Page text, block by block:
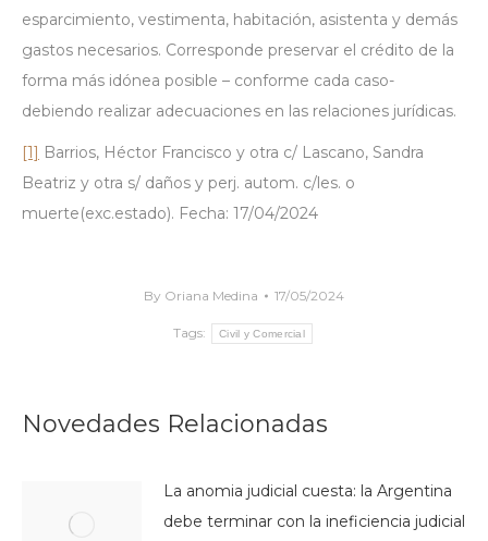
esparcimiento, vestimenta, habitación, asistenta y demás
gastos necesarios. Corresponde preservar el crédito de la
forma más idónea posible – conforme cada caso-
debiendo realizar adecuaciones en las relaciones jurídicas.
[1] Barrios, Héctor Francisco y otra c/ Lascano, Sandra
Beatriz y otra s/ daños y perj. autom. c/les. o
muerte(exc.estado). Fecha: 17/04/2024
By Oriana Medina 17/05/2024
Tags: Civil y Comercial
Novedades Relacionadas
La anomia judicial cuesta: la Argentina
debe terminar con la ineficiencia judicial